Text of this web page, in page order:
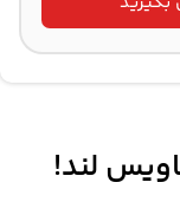
لند!